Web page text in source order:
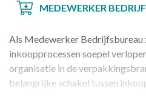
MEDEWERKER
Als Medewerker Bedrijfsbureau
inkoopprocessen soepel
organisatie in de
belangrijke schakel tussen